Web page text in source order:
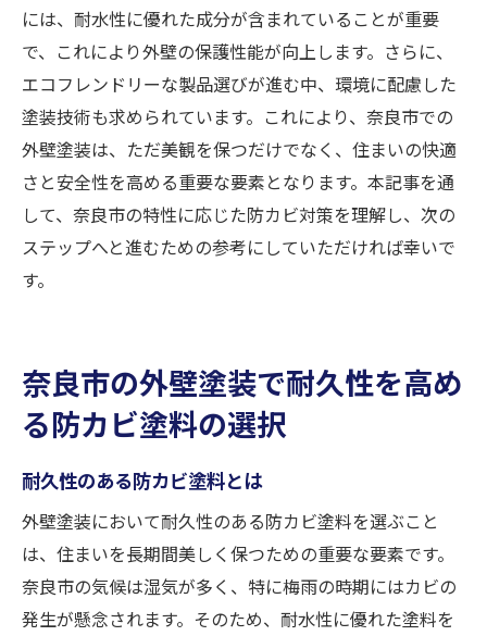
には、耐水性に優れた成分が含まれていることが重要
で、これにより外壁の保護性能が向上します。さらに、
エコフレンドリーな製品選びが進む中、環境に配慮した
塗装技術も求められています。これにより、奈良市での
外壁塗装は、ただ美観を保つだけでなく、住まいの快適
さと安全性を高める重要な要素となります。本記事を通
して、奈良市の特性に応じた防カビ対策を理解し、次の
ステップへと進むための参考にしていただければ幸いで
す。
奈良市の外壁塗装で耐久性を高め
る防カビ塗料の選択
耐久性のある防カビ塗料とは
外壁塗装において耐久性のある防カビ塗料を選ぶこと
は、住まいを長期間美しく保つための重要な要素です。
奈良市の気候は湿気が多く、特に梅雨の時期にはカビの
発生が懸念されます。そのため、耐水性に優れた塗料を